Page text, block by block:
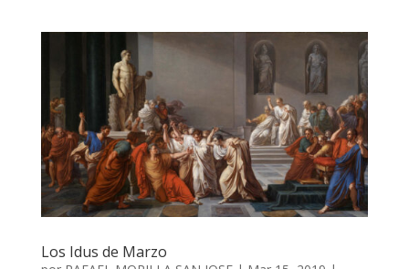
Los Idus de Marzo